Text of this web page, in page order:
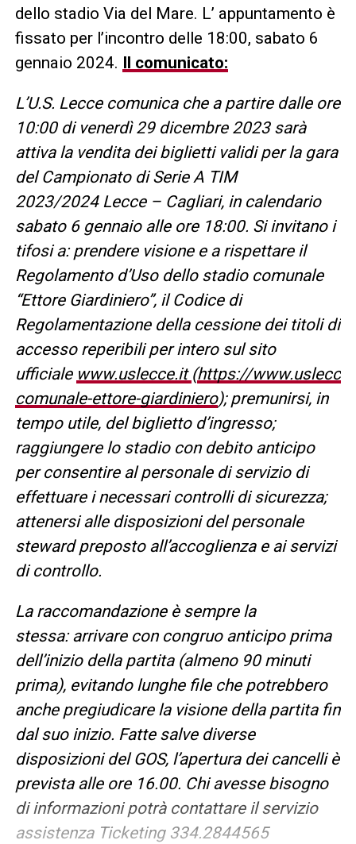
dello stadio Via del Mare. L’ appuntamento è
fissato per l’incontro delle 18:00, sabato 6
gennaio 2024. Il comunicato:
L’U.S. Lecce comunica che a partire dalle ore
10:00 di venerdì 29 dicembre 2023 sarà
attiva la vendita dei biglietti validi per la gara
del Campionato di Serie A TIM
2023/2024 Lecce – Cagliari, in calendario
sabato 6 gennaio alle ore 18:00. Si invitano i
tifosi a: prendere visione e a rispettare il
Regolamento d’Uso dello stadio comunale
“Ettore Giardiniero”, il Codice di
Regolamentazione della cessione dei titoli di
accesso reperibili per intero sul sito
ufficiale www.uslecce.it (https://
comunale-ettore-giardiniero); premunirsi, in
tempo utile, del biglietto d’ingresso;
raggiungere lo stadio con debito anticipo
per consentire al personale di servizio di
effettuare i necessari controlli di sicurezza;
attenersi alle disposizioni del personale
steward preposto all’accoglienza e ai servizi
di controllo.
La raccomandazione è sempre la
stessa: arrivare con congruo anticipo prima
dell’inizio della partita (almeno 90 minuti
prima), evitando lunghe file che potrebbero
anche pregiudicare la visione della partita fin
dal suo inizio. Fatte salve diverse
disposizioni del GOS, l’apertura dei cancelli è
prevista alle ore 16.00. Chi avesse bisogno
di informazioni potrà contattare il servizio
assistenza Ticketing 334.2844565